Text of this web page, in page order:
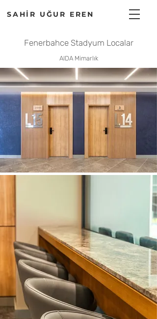
SAHİR UĞUR EREN
Fenerbahce Stadyum Localar
AIDA Mimarlık